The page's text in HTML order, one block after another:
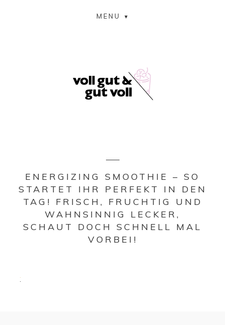
MENU
ENERGIZING SMOOTHIE – SO
STARTET IHR PERFEKT IN DEN
TAG! FRISCH, FRUCHTIG UND
WAHNSINNIG LECKER,
SCHAUT DOCH SCHNELL MAL
VORBEI!